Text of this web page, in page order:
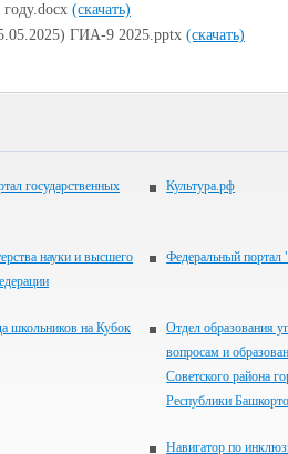
(скачать)
ГИА-9 2025.pptx (скачать)
государственных
Культура.рф
науки и высшего
Федеральный портал
школьников на Кубок
Отдел образования
вопросам и
Советского района
Республики
Навигатор по